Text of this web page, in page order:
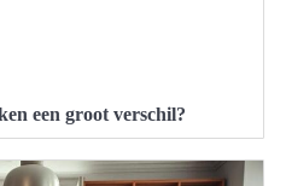
een groot verschil?